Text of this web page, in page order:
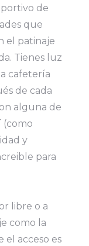
de
que
el patinaje
Tienes luz
cafetería
de cada
alguna de
(como
y
para
libre o a
como la
el acceso es